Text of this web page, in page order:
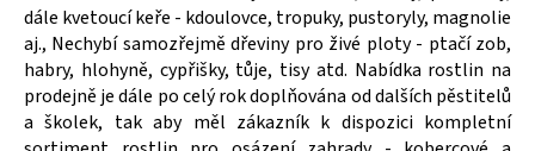
dále kvetoucí keře - kdoulovce, tropuky, pustoryly, magnolie
aj., Nechybí samozřejmě dřeviny pro živé ploty - ptačí zob,
habry, hlohyně, cypřišky, tůje, tisy atd. Nabídka rostlin na
prodejně je dále po celý rok doplňována od dalších pěstitelů
a školek, tak aby měl zákazník k dispozici kompletní
r
u
č
u
j